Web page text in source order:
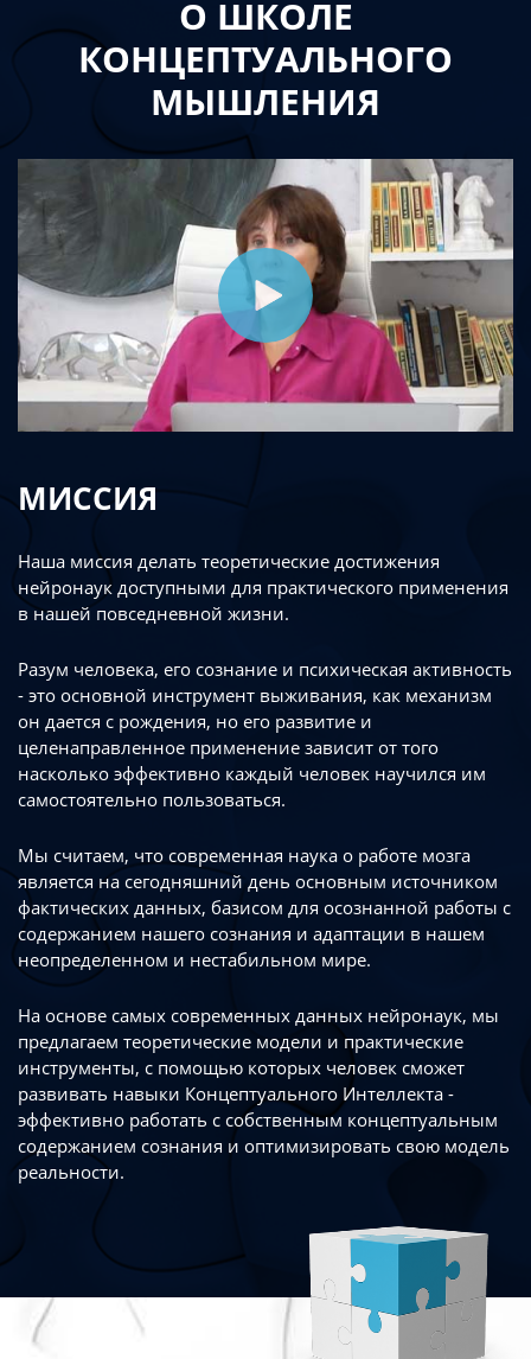
О ШКОЛЕ
КОНЦЕПТУАЛЬНОГО
МЫШЛЕНИЯ
МИССИЯ
Наша миссия делать теоретические достижения
нейронаук доступными для практического применения
в нашей повседневной жизни.
Разум человека, его сознание и психическая активность
- это основной инструмент выживания, как механизм
он дается с рождения, но его развитие и
целенаправленное применение зависит от того
насколько эффективно каждый человек научился им
самостоятельно пользоваться.
Мы считаем, что современная наука о работе мозга
является на сегодняшний день основным источником
фактических данных, базисом для осознанной работы с
содержанием нашего сознания и адаптации в нашем
неопределенном и нестабильном мире.
На основе самых современных данных нейронаук, мы
предлагаем теоретические модели и практические
инструменты, с помощью которых человек сможет
развивать навыки Концептуального Интеллекта -
эффективно работать с собственным концептуальным
содержанием сознания и оптимизировать свою модель
реальности.